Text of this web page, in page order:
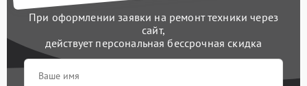
При оформлении заявки на ремонт техники через
сайт,
действует персональная бессрочная скидка